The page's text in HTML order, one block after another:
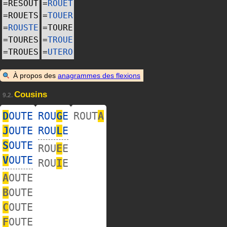
=RESOUT
=ROUETS
=ROUSTE
=TOURES
=TROUES
=ROUET
=TOUER
=TOURE
=TROUE
=UTERO
À propos des anagrammes des flexions
9.2. Cousins
DOUTE
JOUTE
SOUTE
VOUTE
AOUTE
BOUTE
COUTE
FOUTE
ROUGE
ROULE
ROUEE
ROUIE
ROUTA